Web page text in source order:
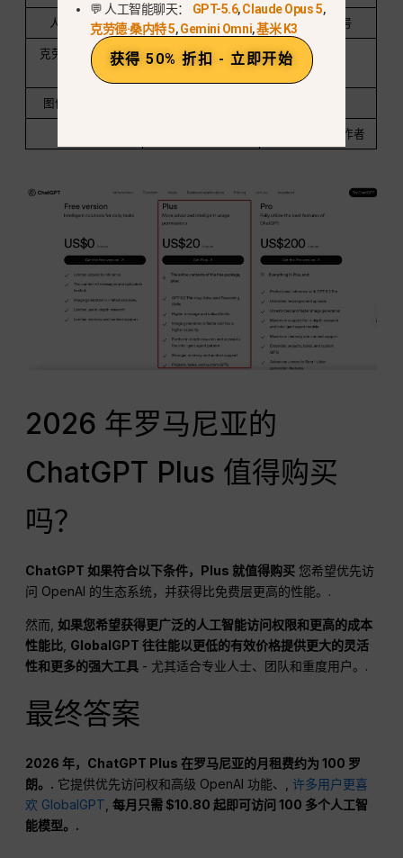
人工智能模型 仅限 OpenAI 100 多种型号
克劳德 / 双子座 /
迷惑
图像和视频生成
高级用户和创作者
2026 年罗马尼亚的
ChatGPT Plus 值得购买
吗？
ChatGPT如果符合以下条件，Plus 就值得购买 您希望优先访
问 OpenAI 的生态系统，并获得比免费层更高的性能。.
然而,如果您希望获得更广泛的人工智能访问权限和更高的成本
性能比 GlobalGPT 往往能以更低的有效价格提供更大的灵活
性和更多的强大工具 - 尤其适合专业人士、团队和重度用户。.
最终答案
2026 年，ChatGPT Plus 在罗马尼亚的月租费约为 100 罗
朗。. 它提供优先访问权和高级 OpenAI 功能、,许多用户更喜
欢 GlobalGPT ,每月只需 $10.80 起即可访问 100 多个人工智
能模型。.
💬 人工智能聊天： GPT-5.6,Claude Opus 5,
克劳德·桑内特 5,Gemini Omni,基米 K3
获得 50% 折扣 - 立即开始